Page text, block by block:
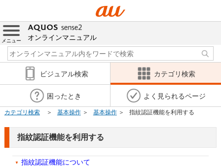
メニュー オンラインマニュアル
ビジュアル検索 カテゴリ検索
困ったとき よく見られるページ
カテゴリ検索 基本操作 基本操作 指紋認証機能を利用する
指紋認証機能を利用する
指紋認証機能について